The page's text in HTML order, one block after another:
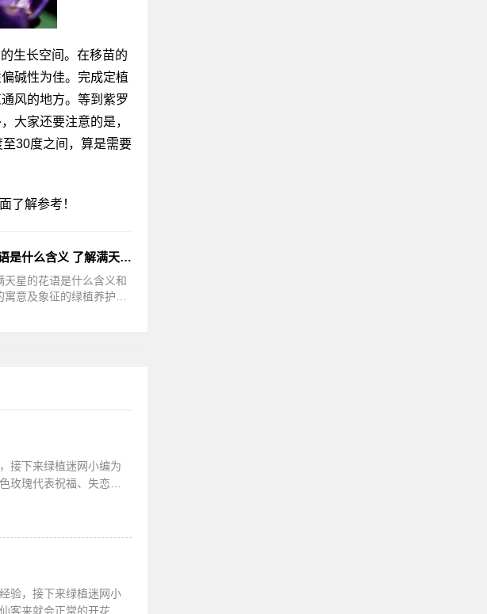
生长空间。在移苗的
碱性为佳。完成定植
风的地方。等到紫罗
大家还要注意的是，
30度之间，算是需要
了解参考！
满天星的花语是什么含义 了解满天星的寓意及象征
天星的花语是什么含义和
意及象征的绿植养护方
接下来绿植迷网小编为
玫瑰代表祝福、失恋的
验，接下来绿植迷网小
客来就会正常的开花，